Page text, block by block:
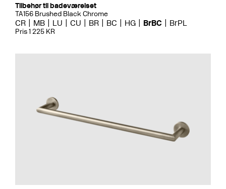
Tilbehør til badeværelset
TA156 Brushed Black Chrome
CR MB LU CU BR BC HG BrBC BrPL
Pris 1 225 KR